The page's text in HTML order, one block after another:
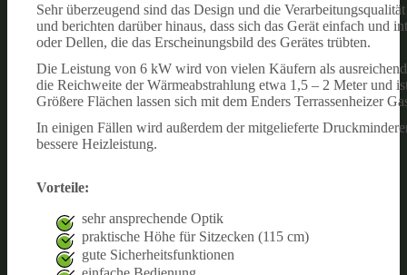
Sehr überzeugend sind das Design und die
und berichten darüber hinaus, dass sich das Gerät einfach und
oder Dellen, die das Erscheinungsbild des Gerätes trübten.
Die Leistung von 6 kW wird von vielen Käufern als
die Reichweite der Wärmeabstrahlung etwa 1,5 – 2 Meter und
Größere Flächen lassen sich mit dem Enders Terrassenheizer
In einigen Fällen wird außerdem der mitgelieferte
bessere Heizleistung.
Vorteile:
sehr ansprechende Optik
praktische Höhe für Sitzecken (115 cm)
gute Sicherheitsfunktionen